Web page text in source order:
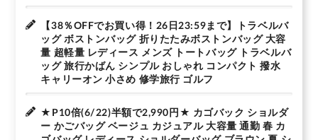
【38％OFFでお買い得！26日23:59まで】トラベルバ
ッグ ボストンバッグ 折りたたみボストンバッグ 大容
量 超軽量 レディース メンズ トートバッグ トラベルバ
ッグ 旅行かばん シンプル おしゃれ コンパクト 撥水
キャリーオン 小さめ 修学旅行 ゴルフ
★P10倍(6/22)半額で2,990円★ カゴバック ショルダ
ー かごバッグ ベージュ カジュアル 大容量 通勤 春 カ